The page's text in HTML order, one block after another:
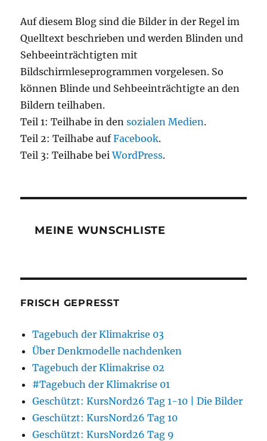
Auf diesem Blog sind die Bilder in der Regel im
Quelltext beschrieben und werden Blinden und
Sehbeeinträchtigten mit
Bildschirmleseprogrammen vorgelesen. So
können Blinde und Sehbeeinträchtigte an den
Bildern teilhaben.
Teil 1: Teilhabe in densozialen Medien.
Teil 2: Teilhabe aufFacebook.
Teil 3: Teilhabe beiWordPress.
MEINE WUNSCHLISTE
FRISCH GEPRESST
Tagebuch der Klimakrise 03
Über Denkmodelle nachdenken
Tagebuch der Klimakrise 02
#Tagebuch der Klimakrise 01
Geschützt: KursNord26 Tag 1-10 | Die Bilder
Geschützt: KursNord26 Tag 10
Geschützt: KursNord26 Tag 9